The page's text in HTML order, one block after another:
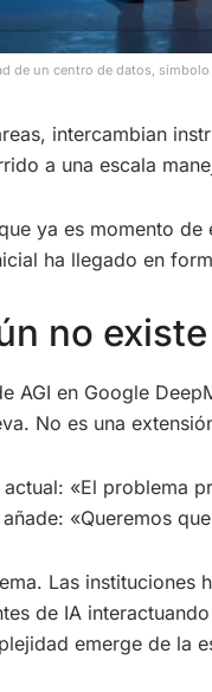
de un centro de datos,
intercambian
a una escala
ya es momento
ha llegado en
no
AGI en Google
No es una
«El problema
«Queremos
Las
de IA
emerge de la